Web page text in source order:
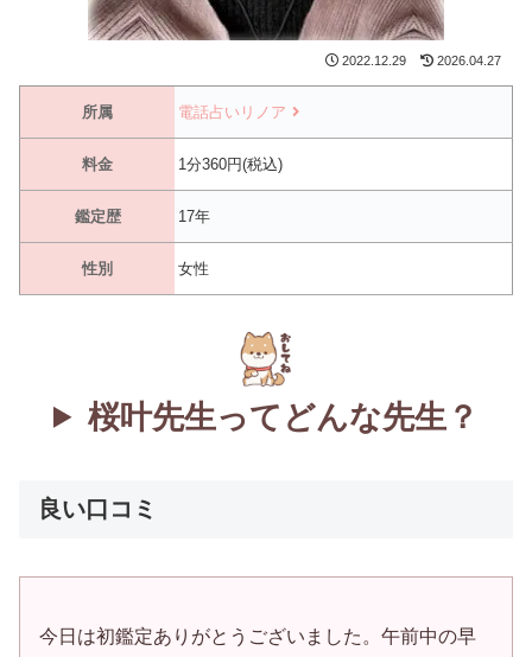
2022.12.29 2026.04.27
所属 電話占いリノア
料金 1分360円(税込)
鑑定歴 17年
性別 女性
桜叶先生ってどんな先生？
良い口コミ
今日は初鑑定ありがとうございました。午前中の早